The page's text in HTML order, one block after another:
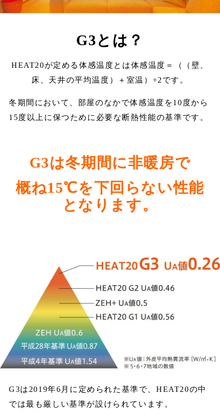
G3とは？
HEAT20が定める体感温度とは体感温度＝（（壁、
床、天井の平均温度）＋室温）÷2です。
冬期間において、部屋のなかで体感温度を10度から
15度以上に保つために必要な断熱性能の基準です。
G3は冬期間に非暖房で
概ね15℃を下回らない性能
となります。
G3は2019年6月に定められた基準で、HEAT20の中
では最も厳しい基準が設けられています。